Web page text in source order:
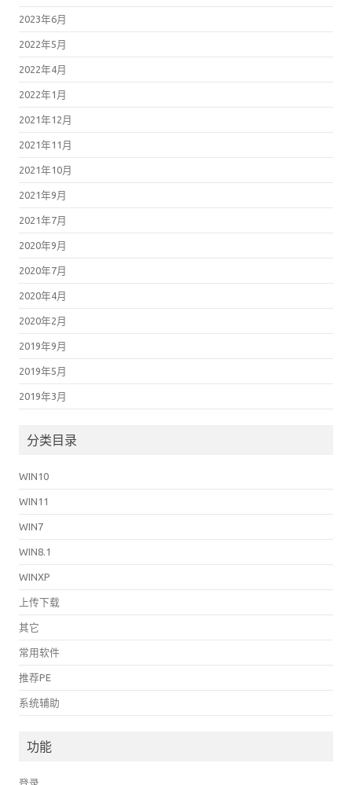
2023年6月
2022年5月
2022年4月
2022年1月
2021年12月
2021年11月
2021年10月
2021年9月
2021年7月
2020年9月
2020年7月
2020年4月
2020年2月
2019年9月
2019年5月
2019年3月
分类目录
WIN10
WIN11
WIN7
WIN8.1
WINXP
上传下载
其它
常用软件
推荐PE
系统辅助
功能
登录